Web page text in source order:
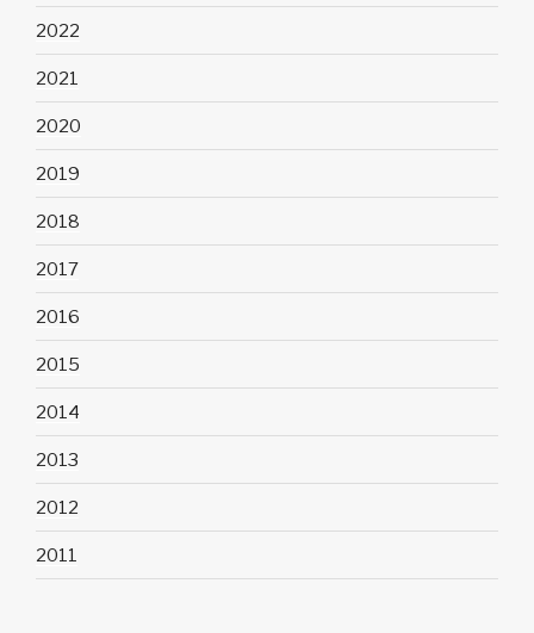
2022
2021
2020
2019
2018
2017
2016
2015
2014
2013
2012
2011